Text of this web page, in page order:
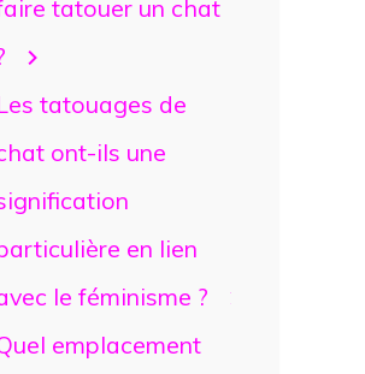
tatouer un chat
tatouages de
ont-ils une
en lien
le féminisme ?
emplacement